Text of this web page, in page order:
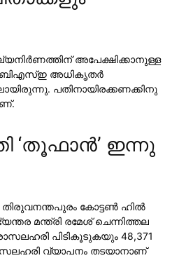
അപേക്ഷിക്കാനുള്ള
അധികൃതര്‍
പതിനായിരക്കണക്കിനു
‘തൂഫാന്‍’ ഇന്നു
കോട്ടണ്‍ ഹില്‍
മന്ത്രി രമേശ് ചെന്നിത്തല
പിടികൂടുകയും 48,371
വ്യാപനം തടയാനാണ്